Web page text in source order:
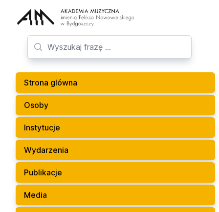
Strona glówna
Osoby
Instytucje
Wydarzenia
Publikacje
Media